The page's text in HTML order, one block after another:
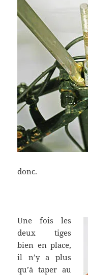
donc.
Une fois les
deux tiges
bien en place,
il n’y a plus
qu’à taper au